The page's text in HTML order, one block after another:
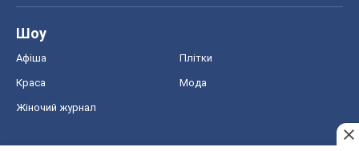
Шоу
Афіша Плітки
Краса Мода
Жіночий журнал